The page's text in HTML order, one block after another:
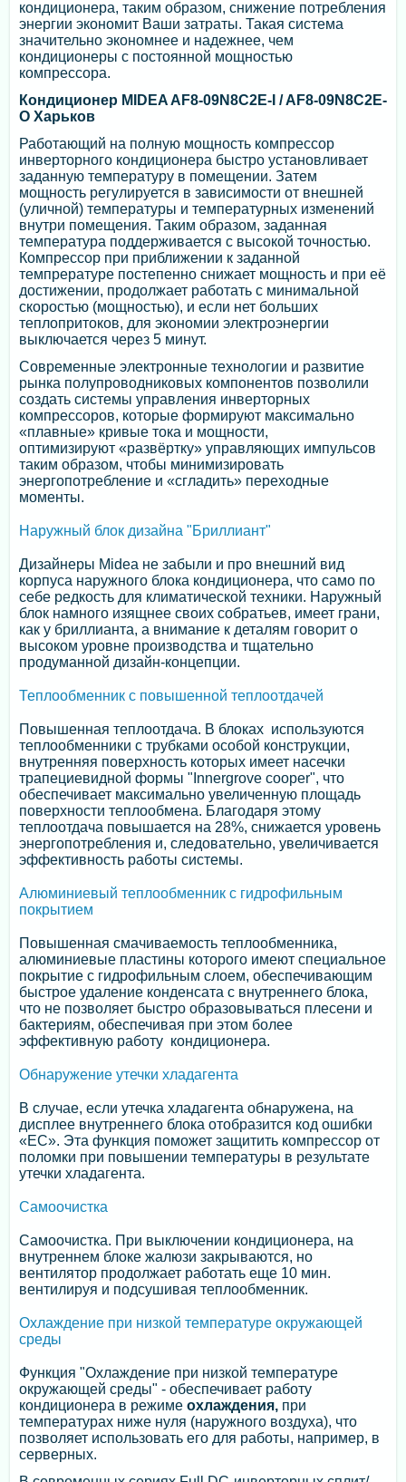
кондиционера, таким образом, снижение потребления
энергии экономит Ваши затраты. Такая система
значительно экономнее и надежнее, чем
кондиционеры с постоянной мощностью
компрессора.
Кондиционер MIDEA AF8-09N8C2E-I / AF8-09N8C2E-
O Харьков
Работающий на полную мощность компрессор
инверторного кондиционера быстро установливает
заданную температуру в помещении. Затем
мощность регулируется в зависимости от внешней
(уличной) температуры и температурных изменений
внутри помещения. Таким образом, заданная
температура поддерживается с высокой точностью.
Компрессор при приближении к заданной
темпрературе постепенно снижает мощность и при её
достижении, продолжает работать с минимальной
скоростью (мощностью), и если нет больших
теплопритоков, для экономии электроэнергии
выключается через 5 минут.
Современные электронные технологии и развитие
рынка полупроводниковых компонентов позволили
создать системы управления инверторных
компрессоров, которые формируют максимально
«плавные» кривые тока и мощности,
оптимизируют «развёртку» управляющих импульсов
таким образом, чтобы минимизировать
энергопотребление и «сгладить» переходные
моменты.
Наружный блок дизайна "Бриллиант"
Дизайнеры Midea не забыли и про внешний вид
корпуса наружного блока кондиционера, что само по
себе редкость для климатической техники. Наружный
блок намного изящнее своих собратьев, имеет грани,
как у бриллианта, а внимание к деталям говорит о
высоком уровне производства и тщательно
продуманной дизайн-концепции.
Теплообменник с повышенной теплоотдачей
Повышенная теплоотдача. В блоках используются
теплообменники с трубками особой конструкции,
внутренняя поверхность которых имеет насечки
трапециевидной формы "Innergrove cooper", что
обеспечивает максимально увеличенную площадь
поверхности теплообмена. Благодаря этому
теплоотдача повышается на 28%, снижается уровень
энергопотребления и, следовательно, увеличивается
эффективность работы системы.
Алюминиевый теплообменник с гидрофильным
покрытием
Повышенная смачиваемость теплообменника,
алюминиевые пластины которого имеют специальное
покрытие с гидрофильным слоем, обеспечивающим
быстрое удаление конденсата с внутреннего блока,
что не позволяет быстро образовываться плесени и
бактериям, обеспечивая при этом более
эффективную работу кондиционера.
Обнаружение утечки хладагента
В случае, если утечка хладагента обнаружена, на
дисплее внутреннего блока отобразится код ошибки
«EС». Эта функция поможет защитить компрессор от
поломки при повышении температуры в результате
утечки хладагента.
Самоочистка
Самоочистка. При выключении кондиционера, на
внутреннем блоке жалюзи закрываются, но
вентилятор продолжает работать еще 10 мин.
вентилируя и подсушивая теплообменник.
Охлаждение при низкой температуре окружающей
среды
Функция "Охлаждение при низкой температуре
окружающей среды" - обеспечивает работу
кондиционера в режиме охлаждения,при
температурах ниже нуля (наружного воздуха), что
позволяет использовать его для работы, например, в
серверных.